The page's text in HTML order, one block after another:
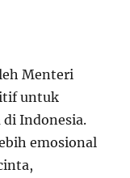
Menteri
untuk
Indonesia.
emosional